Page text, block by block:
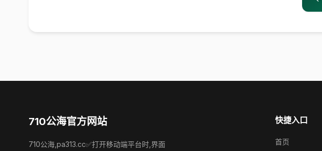
710公海官方网站
710公海,pa313.cc✅打开移动端平台时,界面
快捷入口
首页